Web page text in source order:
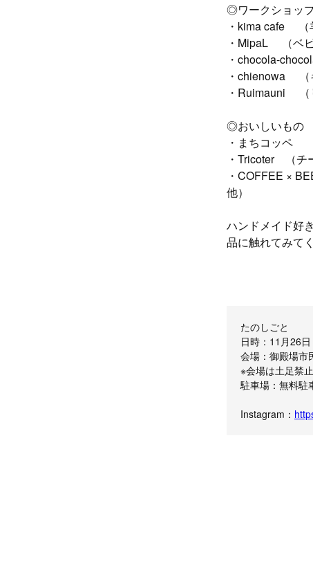
◎ワークショッ
・kima cafe （
・MipaL （ベ
・chocola-
・chienowa （
・Ruimauni （
◎おいしいもの
・まちコッペ
・Tricoter （チ
・COFFEE ×
他）
ハンドメイド好
品に触れてみて
たのしごと
日時：11月26
会場：御殿場市
※会場は土足禁
駐車場：無料駐
Instagram：